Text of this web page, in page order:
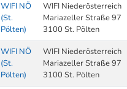
WIFI NÖ
(St.
Pölten)
WIFI Niederösterreich
Mariazeller Straße 97
3100 St. Pölten
WIFI NÖ
(St.
Pölten)
WIFI Niederösterreich
Mariazeller Straße 97
3100 St. Pölten